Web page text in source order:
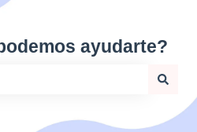
ayudarte?
el campo de búsqueda